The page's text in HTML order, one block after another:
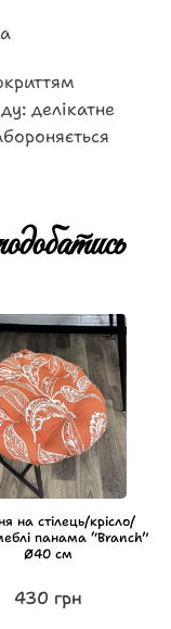
делікатне
на стілець/крісло/
панама “Branch”
Ø40 см
430 грн